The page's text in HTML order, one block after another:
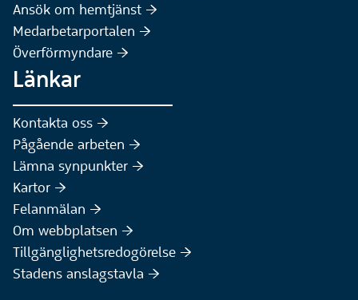
Ansök om hemtjänst :höger:
Medarbetarportalen :höger:
Överförmyndare :höger:
Länkar
Kontakta oss :höger:
Pågående arbeten :höger:
Lämna synpunkter :höger:
Kartor :höger:
Felanmälan :höger:
Om webbplatsen :höger:
Tillgänglighetsredogörelse :höger:
Stadens anslagstavla :höger: